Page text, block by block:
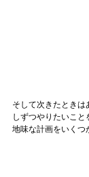
そして次きたとき
しずつやりたいこと
地味な計画をいくつ